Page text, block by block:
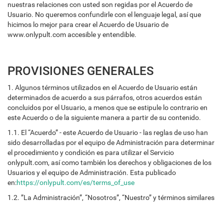
nuestras relaciones con usted son regidas por el Acuerdo de
Usuario. No queremos confundirle con el lenguaje legal, así que
hicimos lo mejor para crear el Acuerdo de Usuario de
www.onlypult.com accesible y entendible.
PROVISIONES GENERALES
1. Algunos términos utilizados en el Acuerdo de Usuario están
determinados de acuerdo a sus párrafos, otros acuerdos están
concluidos por el Usuario, a menos que se estipule lo contrario en
este Acuerdo o de la siguiente manera a partir de su contenido.
1.1. El “Acuerdo” - este Acuerdo de Usuario - las reglas de uso han
sido desarrolladas por el equipo de Administración para determinar
el procedimiento y condición es para utilizar el Servicio
onlypult.com, así como también los derechos y obligaciones de los
Usuarios y el equipo de Administración. Esta publicado
en:https://onlypult.com/es/terms_of_use
1.2. ”La Administración”, “Nosotros”, “Nuestro” y términos similares